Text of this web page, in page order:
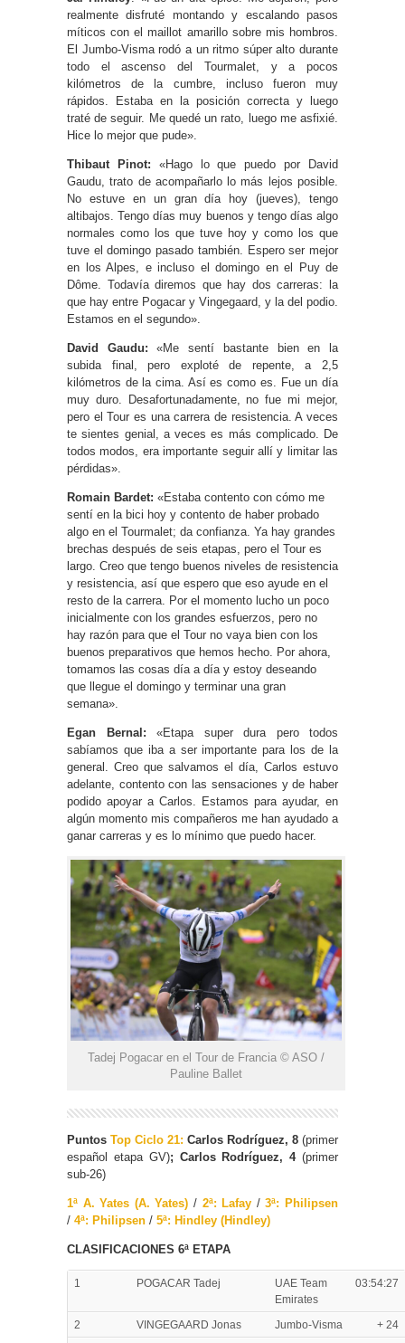
realmente disfruté montando y escalando pasos
míticos con el maillot amarillo sobre mis hombros.
El Jumbo-Visma rodó a un ritmo súper alto durante
todo el ascenso del Tourmalet, y a pocos
kilómetros de la cumbre, incluso fueron muy
rápidos. Estaba en la posición correcta y luego
traté de seguir. Me quedé un rato, luego me asfixié.
Hice lo mejor que pude».
Thibaut Pinot: «Hago lo que puedo por David
Gaudu, trato de acompañarlo lo más lejos posible.
No estuve en un gran día hoy (jueves), tengo
altibajos. Tengo días muy buenos y tengo días algo
normales como los que tuve hoy y como los que
tuve el domingo pasado también. Espero ser mejor
en los Alpes, e incluso el domingo en el Puy de
Dôme. Todavía diremos que hay dos carreras: la
que hay entre Pogacar y Vingegaard, y la del podio.
Estamos en el segundo».
David Gaudu: «Me sentí bastante bien en la
subida final, pero exploté de repente, a 2,5
kilómetros de la cima. Así es como es. Fue un día
muy duro. Desafortunadamente, no fue mi mejor,
pero el Tour es una carrera de resistencia. A veces
te sientes genial, a veces es más complicado. De
todos modos, era importante seguir allí y limitar las
pérdidas».
Romain Bardet: «Estaba contento con cómo me
sentí en la bici hoy y contento de haber probado
algo en el Tourmalet; da confianza. Ya hay grandes
brechas después de seis etapas, pero el Tour es
largo. Creo que tengo buenos niveles de resistencia
y resistencia, así que espero que eso ayude en el
resto de la carrera. Por el momento lucho un poco
inicialmente con los grandes esfuerzos, pero no
hay razón para que el Tour no vaya bien con los
buenos preparativos que hemos hecho. Por ahora,
tomamos las cosas día a día y estoy deseando
que llegue el domingo y terminar una gran
semana».
Egan Bernal: «Etapa super dura pero todos
sabíamos que iba a ser importante para los de la
general. Creo que salvamos el día, Carlos estuvo
adelante, contento con las sensaciones y de haber
podido apoyar a Carlos. Estamos para ayudar, en
algún momento mis compañeros me han ayudado a
ganar carreras y es lo mínimo que puedo hacer.
Tadej Pogacar en el Tour de Francia © ASO /
Pauline Ballet
Puntos Top Ciclo 21: Carlos Rodríguez, 8 (primer
español etapa GV); Carlos Rodríguez, 4(primer
sub-26)
1ª A. Yates (A. Yates) / 2ª: Lafay /3ª: Philipsen
/ 4ª: Philipsen / 5ª: Hindley (Hindley)
CLASIFICACIONES 6ª ETAPA
1 POGACAR Tadej
UAE Team
Emirates
03:54:27
2 VINGEGAARD Jonas Jumbo-Visma
+ 24